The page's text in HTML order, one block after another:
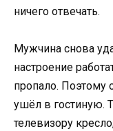
ничего отвечать.
Мужчина снова
настроение
пропало.
ушёл в гостиную.
телевизору